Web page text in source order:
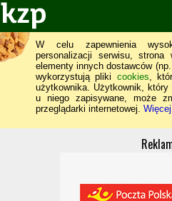
W celu zapewnienia
personalizacji serwisu,
elementy innych dostawców
wykorzystują pliki cookies,
użytkownika. Użytkownik,
u niego zapisywane, może
przeglądarki internetowej.